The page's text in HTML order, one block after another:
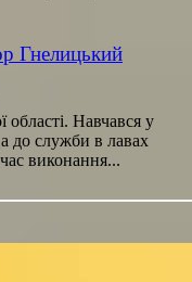
Гнелицький
області. Навчався у
а до служби в лавах
виконання...